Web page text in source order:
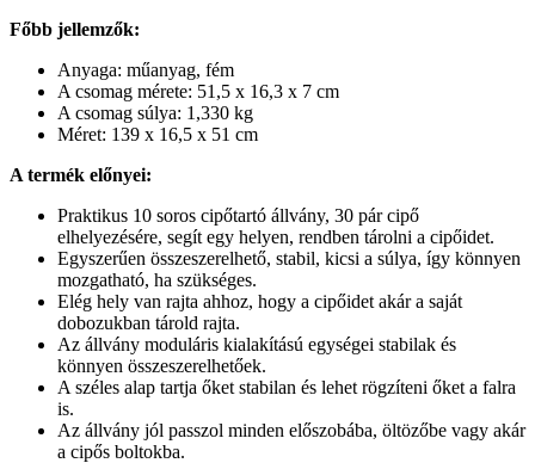
Főbb jellemzők:
Anyaga: műanyag, fém
A csomag mérete: 51,5 x 16,3 x 7 cm
A csomag súlya: 1,330 kg
Méret: 139 x 16,5 x 51 cm
A termék előnyei:
Praktikus 10 soros cipőtartó állvány, 30 pár cipő
elhelyezésére, segít egy helyen, rendben tárolni a cipőidet.
Egyszerűen összeszerelhető, stabil, kicsi a súlya, így könnyen
mozgatható, ha szükséges.
Elég hely van rajta ahhoz, hogy a cipőidet akár a saját
dobozukban tárold rajta.
Az állvány moduláris kialakítású egységei stabilak és
könnyen összeszerelhetőek.
A széles alap tartja őket stabilan és lehet rögzíteni őket a falra
is.
Az állvány jól passzol minden előszobába, öltözőbe vagy akár
a cipős boltokba.